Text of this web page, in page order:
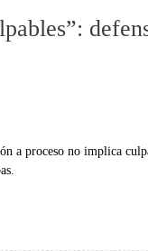
a proceso no implica